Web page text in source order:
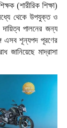
(শারীরিক শিক্ষা)
থেকে উপযুক্ত ও
পালনের জন্য
এসব শূন্যপদ পূরণের
জানিয়েছে মাদ্রাসা